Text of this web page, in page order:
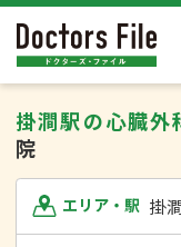
掛澗駅の心臓外
院
エリア・駅 掛